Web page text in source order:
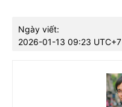
Ngày viết:
2026-01-13 09:23 UTC+7